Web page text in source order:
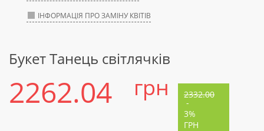
ІНФОРМАЦІЯ ПРО ЗАМІНУ КВІТІВ
Букет Танець світлячків
2262.04 грн 2332.00
-
3%
ГРН